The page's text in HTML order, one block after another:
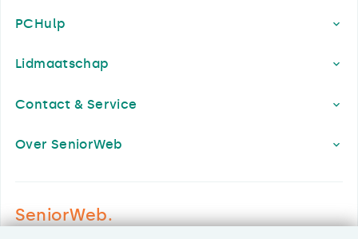
PCHulp
Lidmaatschap
Contact & Service
Over SeniorWeb
SeniorWeb.